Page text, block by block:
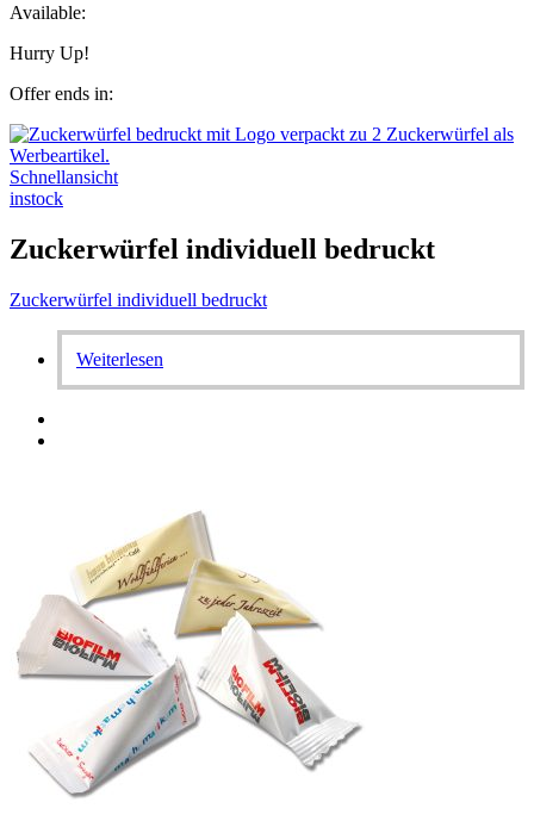
Available:
Hurry Up!
Offer ends in:
Schnellansicht
instock
Zuckerwürfel individuell bedruckt
Zuckerwürfel individuell bedruckt
Weiterlesen